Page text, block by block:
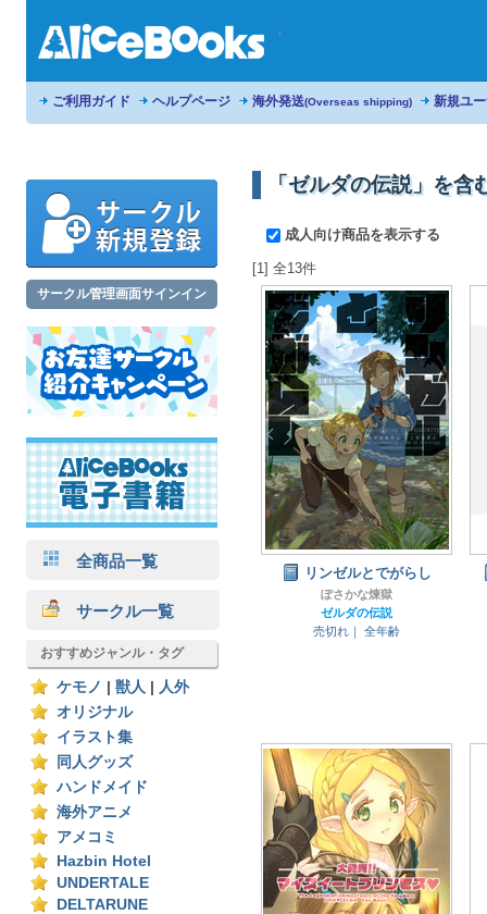
ご利用ガイド ヘルプページ 海外発送(Overseas shipping) 新規ユ
サークル管理画面サインイン
全商品一覧
サークル一覧
おすすめジャンル・タグ
ケモノ 獣人
人外
オリジナル
イラスト集
同人グッズ
ハンドメイド
海外アニメ
アメコミ
Hazbin Hotel
UNDERTALE
DELTARUNE
「ゼルダの伝説」を含
成人向け商品を表示する
[1] 全13件
リンゼルとでがらし
ぽさかな煉獄
ゼルダの伝説
売切れ｜
全年齢